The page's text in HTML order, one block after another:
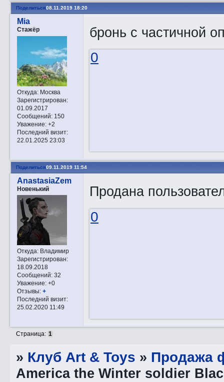
Поделиться08.11.2019 18:20
Mia
Стажёр
Откуда:Москва
Зарегистрирован:
01.09.2017
Сообщений:150
Уважение: +2
Последний визит:
22.01.2025 23:03
бронь с частичной
0
Поделиться09.11.2019 11:54
AnastasiaZem
Новенький
Откуда:Владимир
Зарегистрирован:
18.09.2018
Сообщений:32
Уважение: +0
Отзывы: +
Последний визит:
25.02.2020 11:49
Продана
0
Страница: 1
» Клуб Art & Toys » Продажа
America the Winter soldier